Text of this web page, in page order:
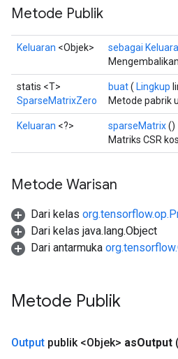
Metode Publik
Keluaran <Objek> sebagai
statis <T>
SparseMatrixZero
buat( Lingkup
Metode pabrik
Keluaran <?> sparseMatrix()
Matriks CSR
Metode Warisan
Dari kelas
Dari kelas java.lang.Object
Dari antarmuka
Metode Publik
Output publik <Objek> asOutput